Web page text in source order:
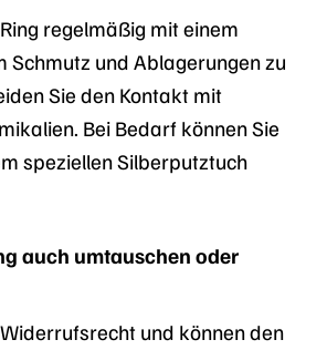
regelmäßig mit einem
Schmutz und Ablagerungen zu
Sie den Kontakt mit
Bei Bedarf können Sie
speziellen Silberputztuch
auch umtauschen oder
und können den